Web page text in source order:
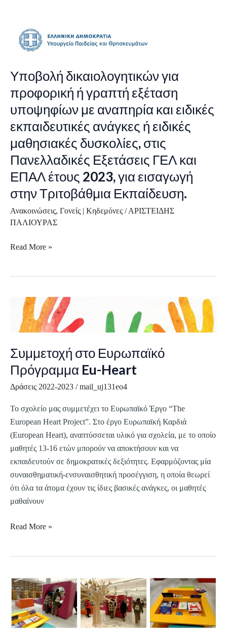
Υποβολή δικαιολογητικών για
προφορική ή γραπτή εξέταση
υποψηφίων με αναπηρία και ειδικές
εκπαιδευτικές ανάγκες ή ειδικές
μαθησιακές δυσκολίες, στις
Πανελλαδικές Εξετάσεις ΓΕΛ και
ΕΠΑΛ έτους 2023, για εισαγωγή
στην Τριτοβάθμια Εκπαίδευση.
Ανακοινώσεις, Γονείς | Κηδεμόνες /ΑΡΙΣΤΕΙΔΗΣ
ΠΑΛΙΟΥΡΑΣ
δικαιολογητικών
ή
γραπτή
εξέταση
υποψηφίων
με
αναπηρία
και
ειδικές
ανάγκες
ή
ειδικές
δυσκολίες,
Πανελλαδικές
ΓΕΛ
ΕΠΑΛ
2023,
εισαγωγή
Τριτοβάθμια
Εκπαίδευση.
Read More »
Συμμετοχή στο Ευρωπαϊκό
Πρόγραμμα Eu-Heart
Δράσεις 2022-2023 /mail_uj131eo4
Το σχολείο μας συμμετέχει το Ευρωπαϊκό Έργο “The
European Heart Project”. Στο έργο Ευρωπαϊκή Καρδιά
(European Heart), αναπτύσσεται υλικό για σχολεία, με το οποίο
μαθητές 13-16 ετών μπορούν να αποκτήσουν και να
εκπαιδευτούν σε δημοκρατικές δεξιότητες. Εφαρμόζοντας μία
συναισθηματική-ενσυναισθητική προσέγγιση, η οποία θεωρεί
ότι όλα τα άτομα έχουν τις ίδιες βασικές ανάγκες, οι μαθητές
μαθαίνουν
Συμμετοχή
Ευρωπαϊκό
Eu-
Heart
Read More »
Διδακτική
επίσκεψη
στην
Εθνική